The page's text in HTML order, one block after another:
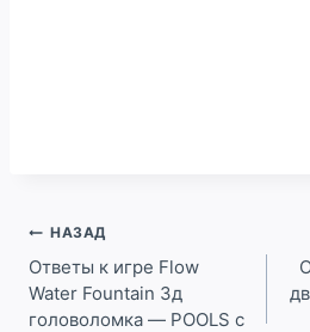
Навигация
по
записям
НАЗАД
Ответы к игре Flow
Water Fountain 3д
головоломка — POOLS c